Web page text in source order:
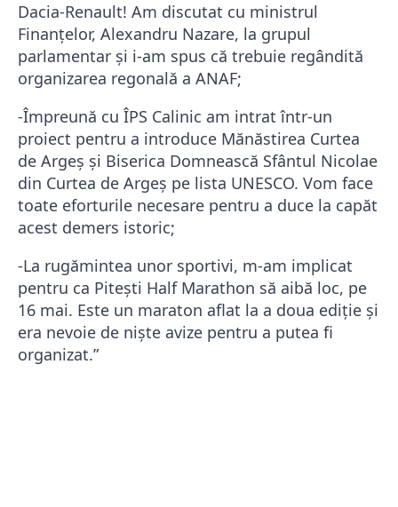
Dacia-Renault! Am discutat cu ministrul
Finanțelor, Alexandru Nazare, la grupul
parlamentar și i-am spus că trebuie regândită
organizarea regonală a ANAF;
-Împreună cu ÎPS Calinic am intrat într-un
proiect pentru a introduce Mănăstirea Curtea
de Argeș și Biserica Domnească Sfântul Nicolae
din Curtea de Argeș pe lista UNESCO. Vom face
toate eforturile necesare pentru a duce la capăt
acest demers istoric;
-La rugămintea unor sportivi, m-am implicat
pentru ca Pitești Half Marathon să aibă loc, pe
16 mai. Este un maraton aflat la a doua ediție și
era nevoie de niște avize pentru a putea fi
organizat.”